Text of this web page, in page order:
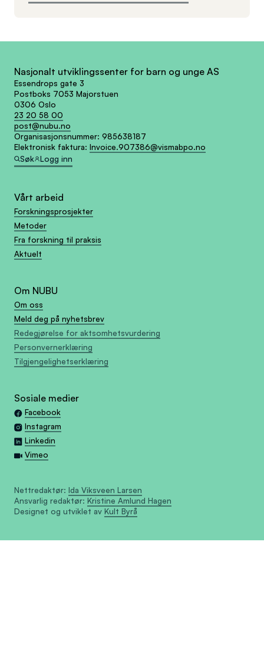
Nasjonalt utviklingssenter for barn og unge AS
Essendrops gate 3
Postboks 7053 Majorstuen
0306 Oslo
23 20 58 00
post@nubu.no
Organisasjonsnummer: 985638187
Elektronisk faktura: Invoice.907386@vismabpo.no
Søk
Logg inn
Vårt arbeid
Forskningsprosjekter
Metoder
Fra forskning til praksis
Aktuelt
Om NUBU
Om oss
Meld deg på nyhetsbrev
Redegjørelse for aktsomhetsvurdering
Personvernerklæring
Tilgjengelighetserklæring
Sosiale medier
Facebook
Instagram
Linkedin
Vimeo
Nettredaktør: Ida Viksveen Larsen
Ansvarlig redaktør: Kristine Amlund Hagen
Designet og utviklet av Kult Byrå